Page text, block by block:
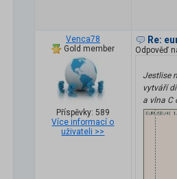
Venca78
Gold member
Příspěvky: 589
Více informací o
uživateli >>
Re:
Odpověď
Jestlise
vytváří
a vlna C